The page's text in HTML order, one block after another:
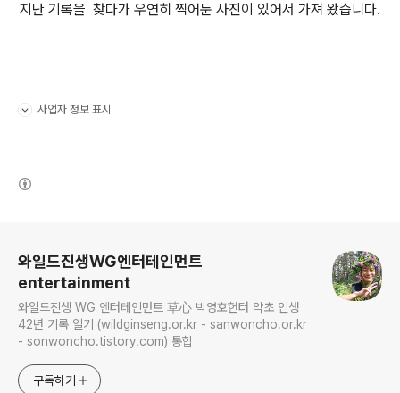
지난 기록을 찾다가 우연히 찍어둔 사진이 있어서 가져 왔습니다.
사업자 정보 표시
와일드진생WG엔터테인먼트
entertainment
와일드진생 WG 엔터테인먼트 草心 박영호헌터 약초 인생
42년 기록 일기 (wildginseng.or.kr - sanwoncho.or.kr
- sonwoncho.tistory.com) 통합
구독하기